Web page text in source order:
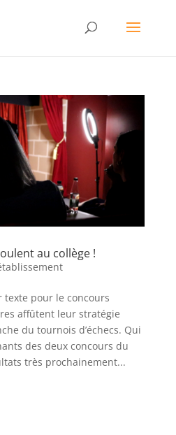
au collège !
pour le concours
affûtent leur stratégie
du tournois d’échecs. Qui
des deux concours du
très prochainement...